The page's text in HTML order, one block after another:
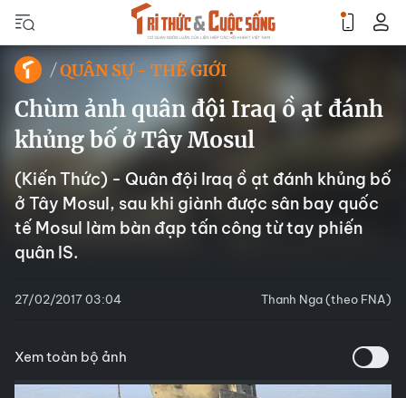
QUÂN SỰ - THẾ GIỚI
Chùm ảnh quân đội Iraq ồ ạt đánh
khủng bố ở Tây Mosul
(Kiến Thức) - Quân đội Iraq ồ ạt đánh khủng bố
ở Tây Mosul, sau khi giành được sân bay quốc
tế Mosul làm bàn đạp tấn công từ tay phiến
quân IS.
27/02/2017 03:04 Thanh Nga (theo FNA)
Xem toàn bộ ảnh